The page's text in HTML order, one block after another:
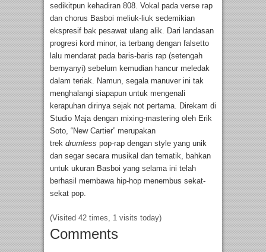
sedikitpun kehadiran 808. Vokal pada verse rap
dan chorus Basboi meliuk-liuk sedemikian
ekspresif bak pesawat ulang alik. Dari landasan
progresi kord minor, ia terbang dengan falsetto
lalu mendarat pada baris-baris rap (setengah
bernyanyi) sebelum kemudian hancur meledak
dalam teriak. Namun, segala manuver ini tak
menghalangi siapapun untuk mengenali
kerapuhan dirinya sejak not pertama. Direkam di
Studio Maja dengan mixing-mastering oleh Erik
Soto, “New Cartier” merupakan
trek drumless pop-rap dengan style yang unik
dan segar secara musikal dan tematik, bahkan
untuk ukuran Basboi yang selama ini telah
berhasil membawa hip-hop menembus sekat-
sekat pop.
(Visited 42 times, 1 visits today)
Comments